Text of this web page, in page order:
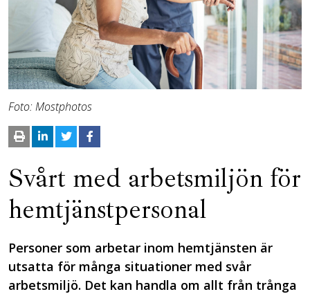
Foto: Mostphotos
Svårt med arbetsmiljön för
hemtjänstpersonal
Personer som arbetar inom hemtjänsten är
utsatta för många situationer med svår
arbetsmiljö. Det kan handla om allt från trånga